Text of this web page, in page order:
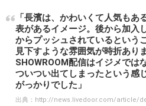
「長濱は、かわいくて人気も
表があるイメージ。後から加入
からプッシュされているという
見下すような雰囲気が時折あり
SHOWROOM配信はイジメでは
ついつい出てしまったという感
がっかりでした」
出典： http://news.livedoor.com/article/